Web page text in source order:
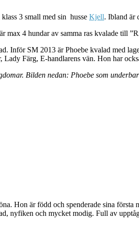
3 small med sin husse Kjell. Ibland är
max 4 hundar av samma ras kvalade till
Inför SM 2013 är Phoebe kvalad med
Färg, E-handlarens vän. Hon har
Bilden nedan: Phoebe som
Hon är född och spenderade sina
nyfiken och mycket modig. Full av